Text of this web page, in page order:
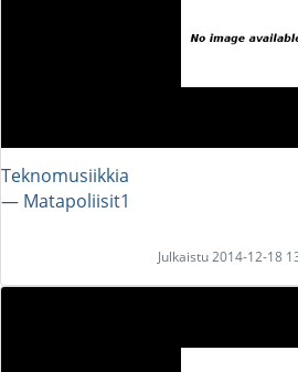
Teknomusiikkia
― Matapoliisit1
Julkaistu 2014-12-18